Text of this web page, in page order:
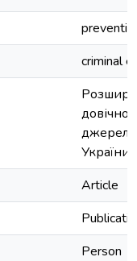
criminal
джерел
України
Article
Person